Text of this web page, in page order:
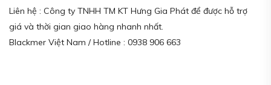
Liên hệ : Công ty TNHH TM KT Hưng Gia Phát để được hỗ trợ
giá và thời gian giao hàng nhanh nhất.
Blackmer Việt Nam / Hotline : 0938 906 663